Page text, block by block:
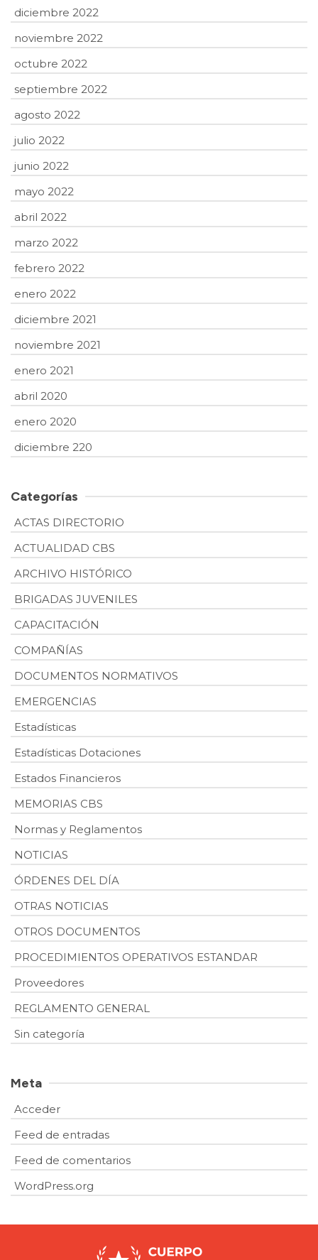
diciembre 2022
noviembre 2022
octubre 2022
septiembre 2022
agosto 2022
julio 2022
junio 2022
mayo 2022
abril 2022
marzo 2022
febrero 2022
enero 2022
diciembre 2021
noviembre 2021
enero 2021
abril 2020
enero 2020
diciembre 220
Categorías
ACTAS DIRECTORIO
ACTUALIDAD CBS
ARCHIVO HISTÓRICO
BRIGADAS JUVENILES
CAPACITACIÓN
COMPAÑÍAS
DOCUMENTOS NORMATIVOS
EMERGENCIAS
Estadísticas
Estadísticas Dotaciones
Estados Financieros
MEMORIAS CBS
Normas y Reglamentos
NOTICIAS
ÓRDENES DEL DÍA
OTRAS NOTICIAS
OTROS DOCUMENTOS
PROCEDIMIENTOS OPERATIVOS ESTANDAR
Proveedores
REGLAMENTO GENERAL
Sin categoría
Meta
Acceder
Feed de entradas
Feed de comentarios
WordPress.org